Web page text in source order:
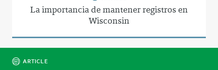
La importancia de mantener registros en
Wisconsin
ARTICLE